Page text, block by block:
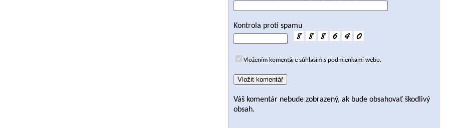
Kontrola proti spamu
Vložením komentáre súhlasím s podmienkami webu.
Váš komentár nebude zobrazený, ak bude obsahovať škodlivý
obsah.